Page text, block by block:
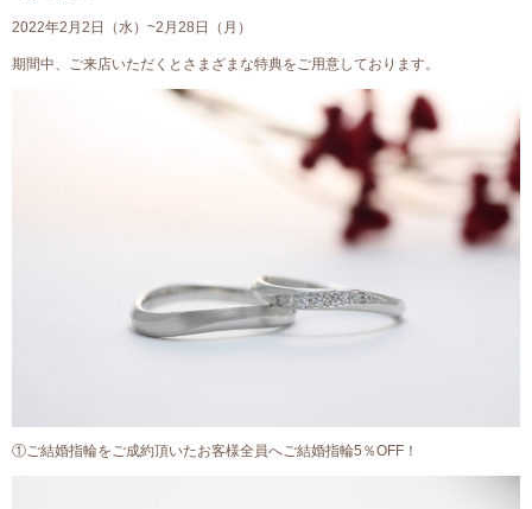
2022年2月2日（水）~2月28日（月）
期間中、ご来店いただくとさまざまな特典をご用意しております。
①ご結婚指輪をご成約頂いたお客様全員へご結婚指輪5％OFF！